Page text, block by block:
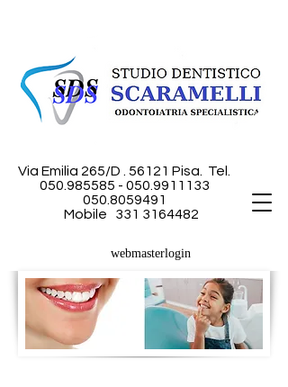
Via Emilia 265/D . 56121 Pisa.
Tel.
050.985585 - 050 .9911133
050.8059491
Mobile 331 3164482
webmasterlogin